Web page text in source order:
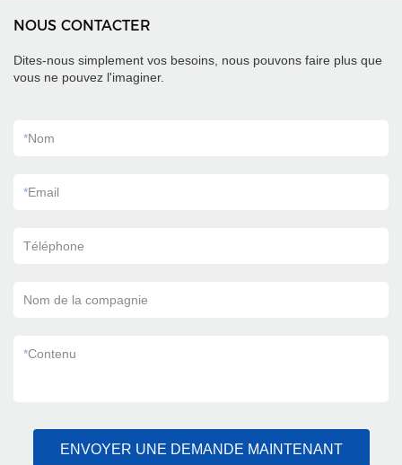
NOUS CONTACTER
Dites-nous simplement vos besoins, nous pouvons faire plus que
vous ne pouvez l'imaginer.
*Nom
*Email
Téléphone
Nom de la compagnie
*Contenu
ENVOYER UNE DEMANDE MAINTENANT